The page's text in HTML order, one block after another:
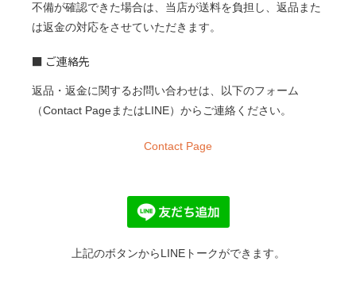
不備が確認できた場合は、当店が送料を負担し、返品また
は返金の対応をさせていただきます。
■ ご連絡先
返品・返金に関するお問い合わせは、以下のフォーム
（Contact PageまたはLINE）からご連絡ください。
Contact Page
上記のボタンからLINEトークができます。